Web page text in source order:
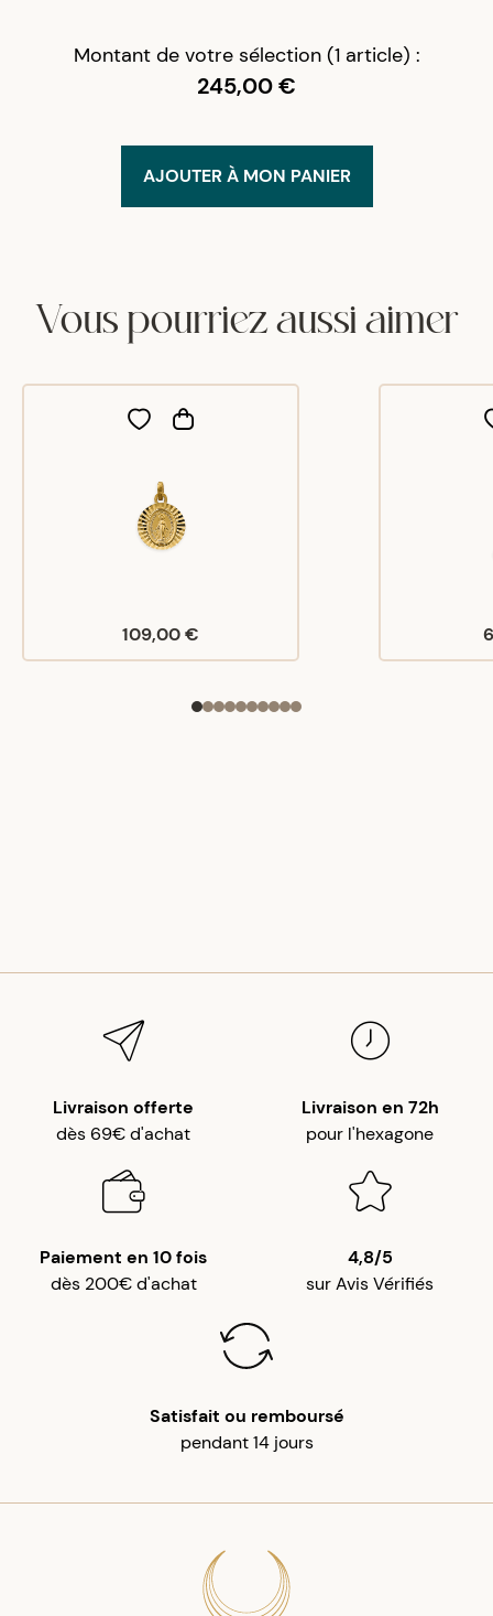
Montant de votre sélection (1 article) :
245,00 €
AJOUTER À MON PANIER
Vous pourriez aussi aimer
109,00 €
Livraison offerte
dès 69€ d'achat
Livraison en 72h
pour l'hexagone
Paiement en 10 fois
dès 200€ d'achat
4,8/5
sur Avis Vérifiés
Satisfait ou remboursé
pendant 14 jours